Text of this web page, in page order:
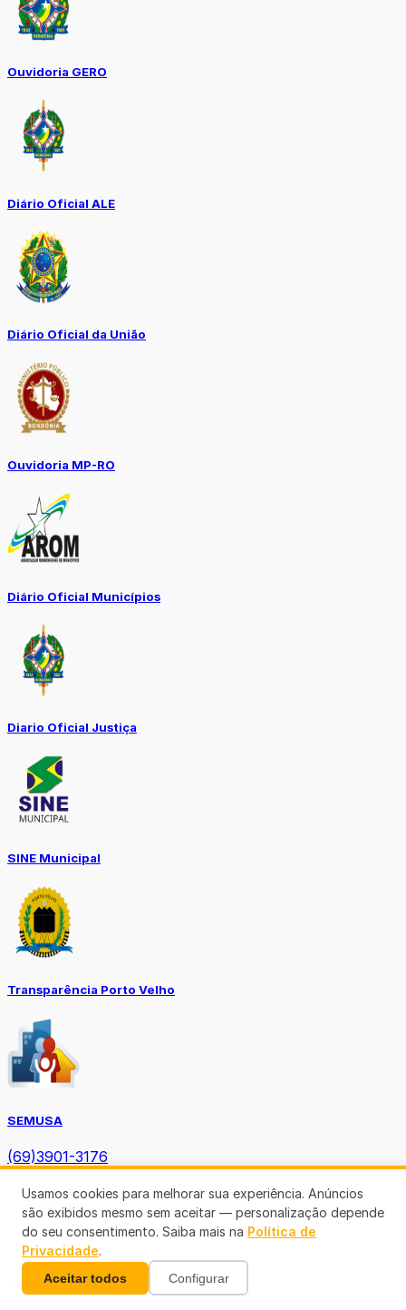
Ouvidoria GERO
Diário Oficial ALE
Diário Oficial da União
Ouvidoria MP-RO
Diário Oficial Municípios
Diario Oficial Justiça
SINE Municipal
Transparência Porto Velho
SEMUSA
(69)3901-3176
Diário Oficial TCE-RO
Usamos cookies para melhorar sua experiência. Anúncios
são exibidos mesmo sem aceitar — personalização depende
do seu consentimento. Saiba mais na Política de
Privacidade.
Aceitar todos Configurar